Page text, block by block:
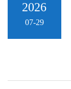
2026
07-29